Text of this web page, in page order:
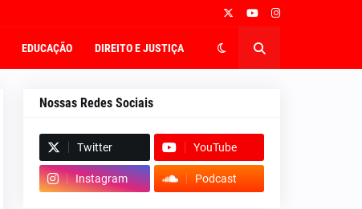
EDUCAÇÃO DIREITO E JUSTIÇA
Nossas Redes Sociais
Twitter YouTube
Instagram Podcast